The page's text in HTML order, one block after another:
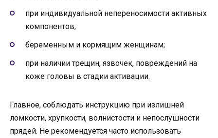
при индивидуальной непереносимости активных
компонентов;
беременным и кормящим женщинам;
при наличии трещин, язвочек, повреждений на
коже головы в стадии активации.
Главное, соблюдать инструкцию при излишней
ломкости, хрупкости, волнистости и непослушности
прядей. Не рекомендуется часто использовать